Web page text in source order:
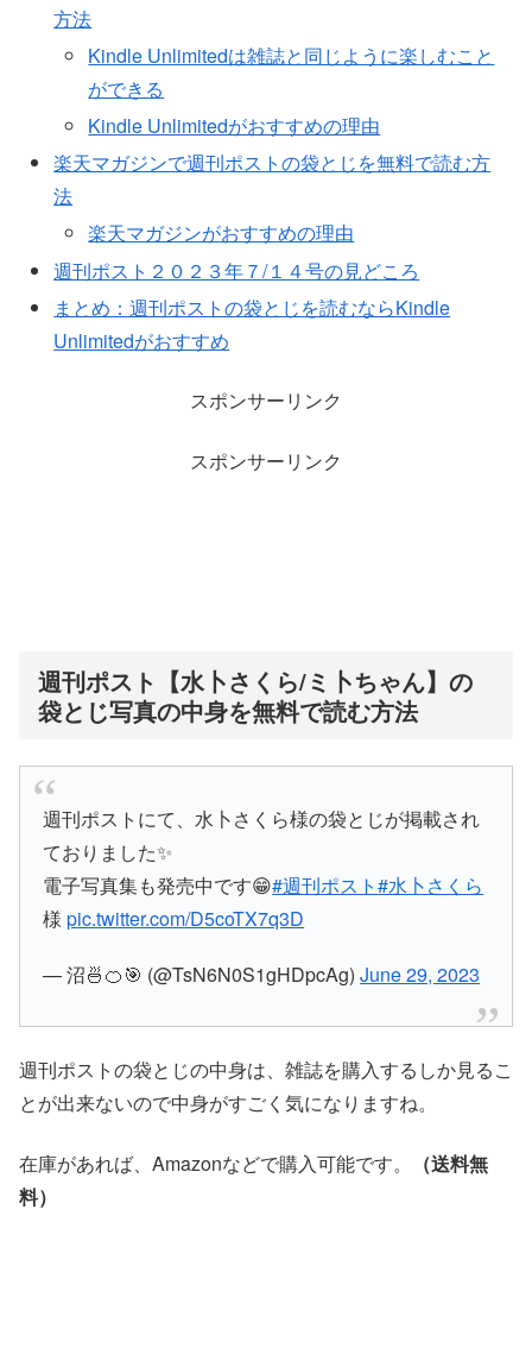
方法
Kindle Unlimitedは雑誌と同じように楽しむこと
ができる
Kindle Unlimitedがおすすめの理由
楽天マガジンで週刊ポストの袋とじを無料で読む方
法
楽天マガジンがおすすめの理由
週刊ポスト２０２３年７/１４号の見どころ
まとめ：週刊ポストの袋とじを読むならKindle
Unlimitedがおすすめ
スポンサーリンク
スポンサーリンク
週刊ポスト【水卜さくら/ミ卜ちゃん】の
袋とじ写真の中身を無料で読む方法
週刊ポストにて、水卜さくら様の袋とじが掲載され
ておりました✨
電子写真集も発売中です😁#週刊ポスト#水卜さくら
様pic.twitter.com/D5coTX7q3D
— 沼🍜🍊🎯 (@TsN6N0S1gHDpcAg)June 29, 2023
週刊ポストの袋とじの中身は、雑誌を購入するしか見るこ
とが出来ないので中身がすごく気になりますね。
在庫があれば、Amazonなどで購入可能です。
（送料無
料）